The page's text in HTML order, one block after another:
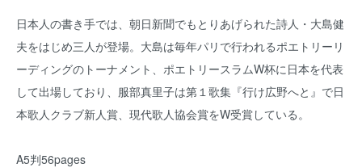
日本人の書き手では、朝日新聞でもとりあげられた詩人・大島健
夫をはじめ三人が登場。大島は毎年パリで行われるポエトリーリ
ーディングのトーナメント、ポエトリースラムW杯に日本を代表
して出場しており、服部真里子は第１歌集『行け広野へと』で日
本歌人クラブ新人賞、現代歌人協会賞をW受賞している。
A5判56pages